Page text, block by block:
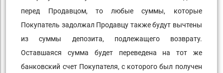
перед Продавцом, то любые суммы, которые
Покупатель задолжал Продавцу также будут вычтены
из суммы депозита, подлежащего возврату.
Оставшаяся сумма будет переведена на тот же
банковский счет Покупателя, с которого был получен